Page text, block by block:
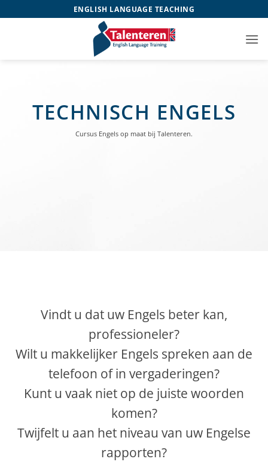
naar
ENGLISH LANGUAGE TEACHING
TECHNISCH ENGELS
Cursus Engels op maat bij Talenteren.
Vindt u dat uw Engels beter kan,
professioneler?
Wilt u makkelijker Engels spreken aan de
telefoon of in vergaderingen?
Kunt u vaak niet op de juiste woorden
komen?
Twijfelt u aan het niveau van uw Engelse
rapporten?